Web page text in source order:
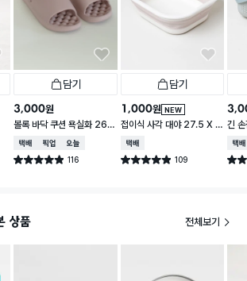
담기
3,000원
볼록 바닥 쿠션 욕실화 260
~280 mm
택배배송매장픽업오늘배송
별점 4.9점 116
건 작성
담기
NEW
1,000원
접이식 사각 대야 27.5 X 2
3 cm
택배배송
별점 4.9점 109
건 작성
긴
택배
별점
상품 전체보기